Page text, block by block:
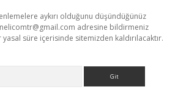
aykırı olduğunu düşündüğünüz
adresine bildirmeniz
süre içerisinde sitemizden kaldırılacaktır.